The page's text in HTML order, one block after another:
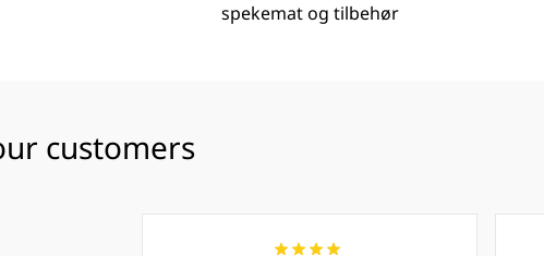
spekemat og tilbehør
customers